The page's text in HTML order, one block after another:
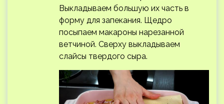
Выкладываем большую их часть в
форму для запекания. Щедро
посыпаем макароны нарезанной
ветчиной. Сверху выкладываем
слайсы твердого сыра.